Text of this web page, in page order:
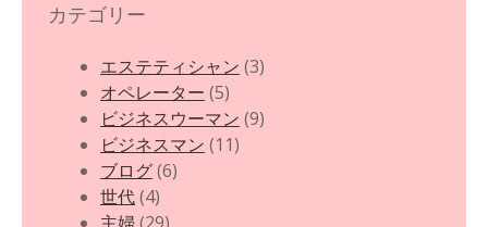
カテゴリー
エステティシャン (3)
オペレーター (5)
ビジネスウーマン (9)
ビジネスマン (11)
ブログ(6)
世代(4)